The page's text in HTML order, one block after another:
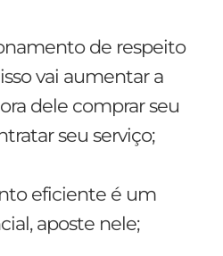
de respeito
vai aumentar a
dele comprar seu
seu serviço;
eficiente é um
aposte nele;